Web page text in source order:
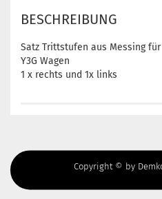
BESCHREIBUNG
Satz Trittstufen aus Messing für
Y3G Wagen
1 x rechts und 1x links
Copyright © by